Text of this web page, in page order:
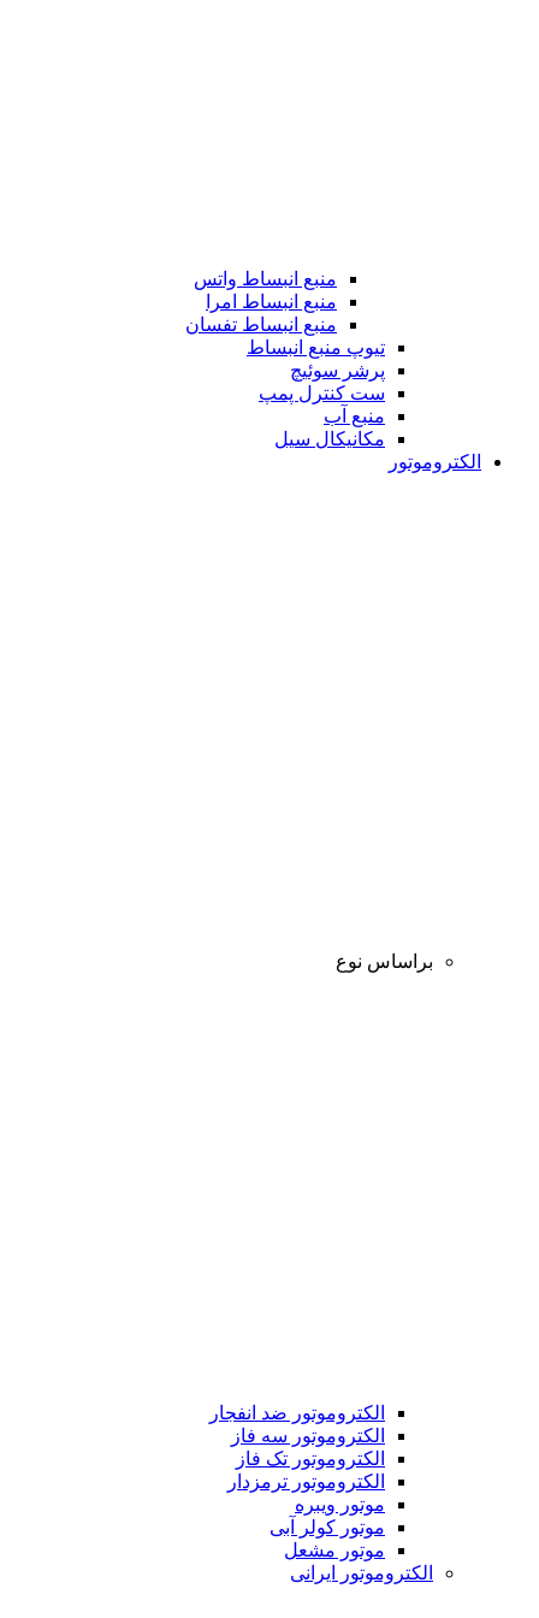
منبع انبساط واتس
منبع انبساط امرا
منبع انبساط تفسان
تیوپ منبع انبساط
پرشر سوئیچ
ست کنترل پمپ
منبع آب
مکانیکال سیل
الکتروموتور
براساس نوع
الکتروموتور ضد انفجار
الکتروموتور سه فاز
الکتروموتور تک فاز
الکتروموتور ترمزدار
موتور ویبره
موتور کولر آبی
موتور مشعل
الکتروموتور ایرانی